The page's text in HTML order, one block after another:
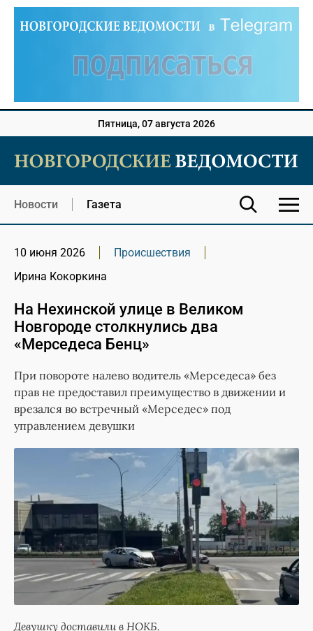
Пятница, 07 августа 2026
Новости Газета
10 июня 2026
Происшествия
Ирина Кокоркина
На Нехинской улице в Великом
Новгороде столкнулись два
«Мерседеса Бенц»
При повороте налево водитель «Мерседеса» без
прав не предоставил преимущество в движении и
врезался во встречный «Мерседес» под
управлением девушки
Девушку доставили в НОКБ.